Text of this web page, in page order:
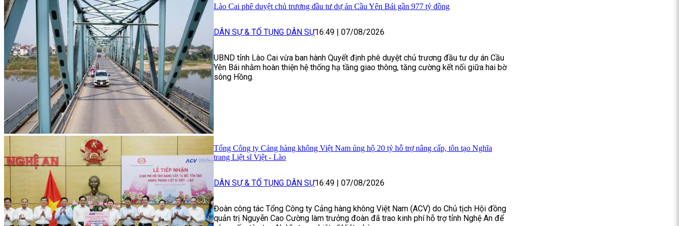
Lào Cai phê duyệt chủ trương đầu tư dự án Cầu Yên Bái gần 977 tỷ đồng
DÂN SỰ & TỐ TỤNG DÂN SỰ16:49 | 07/08/2026
UBND tỉnh Lào Cai vừa ban hành Quyết định phê duyệt chủ trương đầu tư dự án Cầu
Yên Bái nhằm hoàn thiện hệ thống hạ tầng giao thông, tăng cường kết nối giữa hai bờ
sông Hồng.
Tổng Công ty Cảng hàng không Việt Nam ủng hộ 20 tỷ hỗ trợ nâng cấp, tôn tạo Nghĩa
trang Liệt sĩ Việt - Lào
DÂN SỰ & TỐ TỤNG DÂN SỰ16:49 | 07/08/2026
Đoàn công tác Tổng Công ty Cảng hàng không Việt Nam (ACV) do Chủ tịch Hội đồng
quản trị Nguyễn Cao Cường làm trưởng đoàn đã trao kinh phí hỗ trợ tỉnh Nghệ An để